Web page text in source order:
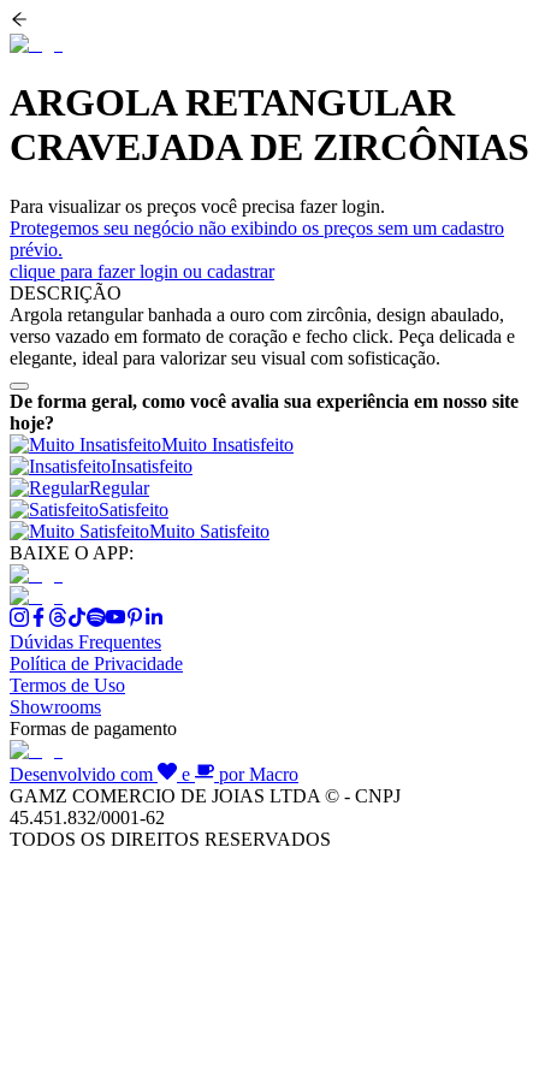
ARGOLA RETANGULAR
CRAVEJADA DE ZIRCÔNIAS
Para visualizar os preços você precisa fazer login.
Protegemos seu negócio não exibindo os preços sem um cadastro
prévio.
clique para fazer login ou cadastrar
DESCRIÇÃO
Argola retangular banhada a ouro com zircônia, design abaulado,
verso vazado em formato de coração e fecho click. Peça delicada e
elegante, ideal para valorizar seu visual com sofisticação.
De forma geral, como você avalia sua experiência em nosso site
hoje?
Muito Insatisfeito
Insatisfeito
Regular
Satisfeito
Muito Satisfeito
BAIXE O APP:
Dúvidas Frequentes
Política de Privacidade
Termos de Uso
Showrooms
Formas de pagamento
Desenvolvido com e
por Macro
GAMZ COMERCIO DE JOIAS LTDA © - CNPJ
45.451.832/0001-62
TODOS OS DIREITOS RESERVADOS